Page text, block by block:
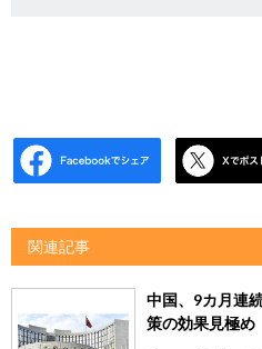
関連記事
中国、9カ月連
策の効果見極め